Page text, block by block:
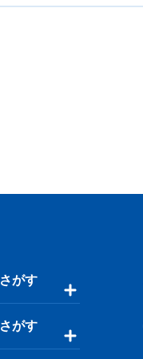
がす
がす